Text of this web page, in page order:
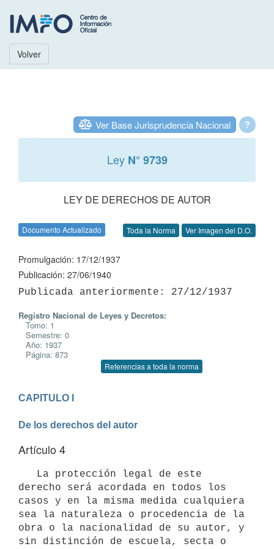
Volver
?
Ver Base Jurisprudencia Nacional
Ley N° 9739
LEY DE DERECHOS DE AUTOR
Documento Actualizado Toda la Norma Ver Imagen del D.O.
Promulgación: 17/12/1937
Publicación: 27/06/1940
Registro Nacional de Leyes y Decretos:
Tomo: 1
Semestre: 0
Año: 1937
Página: 873
Referencias a toda la norma
CAPITULO I
De los derechos del autor
Artículo 4
derecho será acordada en todos los
casos y en la misma medida cualquiera
sea la naturaleza o procedencia de la
obra o la nacionalidad de su autor, y
sin distinción de escuela, secta o